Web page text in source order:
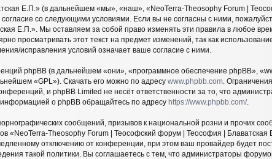
Е.П.» (в дальнейшем «мы», «наш», «NeoTerra-Theosophy Forum |
со следующими условиями. Если вы не согласны с ними,
Е.П.». Мы оставляем за собой право изменять эти правила в любое
просматривать этот текст на предмет изменений, так как
исправления условий означает ваше согласие с ними.
phpBB (в дальнейшем «они», «программное обеспечение phpBB»,
«GPL»). Скачать его можно по адресу www.phpbb.com .
и phpBB Limited не несёт ответственности за то, что
о phpBB обращайтесь по адресу https://www.phpbb.com/.
сообщений, призывов к национальной розни и прочих
«NeoTerra-Theosophy Forum | Теософский форум | Теософия | Блаватская
отключению от конференции, при этом ваш провайдер будет
такой политики. Вы соглашаетесь с тем, что администраторы